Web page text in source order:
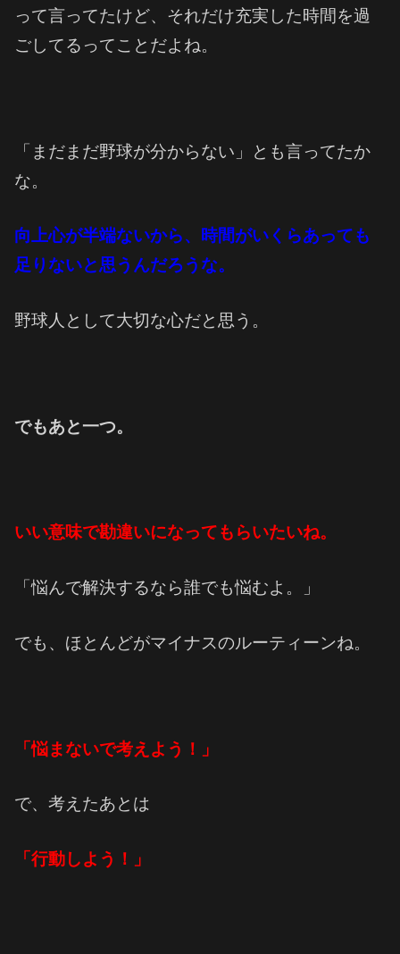
って言ってたけど、それだけ充実した時間を過
ごしてるってことだよね。
「まだまだ野球が分からない」とも言ってたか
な。
向上心が半端ないから、時間がいくらあっても
足りないと思うんだろうな。
野球人として大切な心だと思う。
でもあと一つ。
いい意味で勘違いになってもらいたいね。
「悩んで解決するなら誰でも悩むよ。」
でも、ほとんどがマイナスのルーティーンね。
「悩まないで考えよう！」
で、考えたあとは
「行動しよう！」